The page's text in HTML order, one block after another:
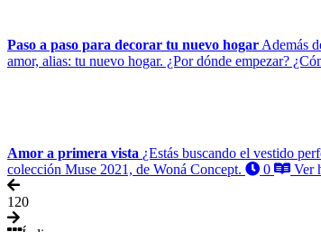
Paso a paso para decorar tu nuevo hogarAdemás
amor, alias: tu nuevo hogar. ¿Por dónde empezar?
Amor a primera vista ¿Estás buscando el vestido
colección Muse 2021, de Woná Concept.
0 Ver
120